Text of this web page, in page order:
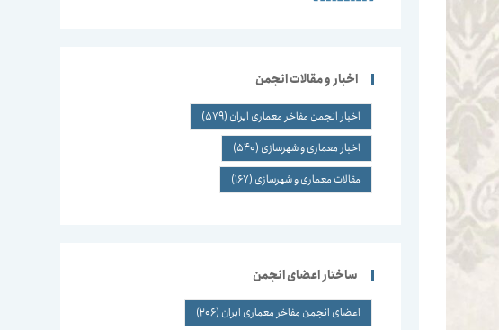
اخبار و مقالات انجمن
اخبار انجمن مفاخر معماری ایران (579)
اخبار معماری و شهرسازی (540)
مقالات معماری و شهرسازی (167)
ساختار اعضای انجمن
اعضای انجمن مفاخر معماری ایران (206)